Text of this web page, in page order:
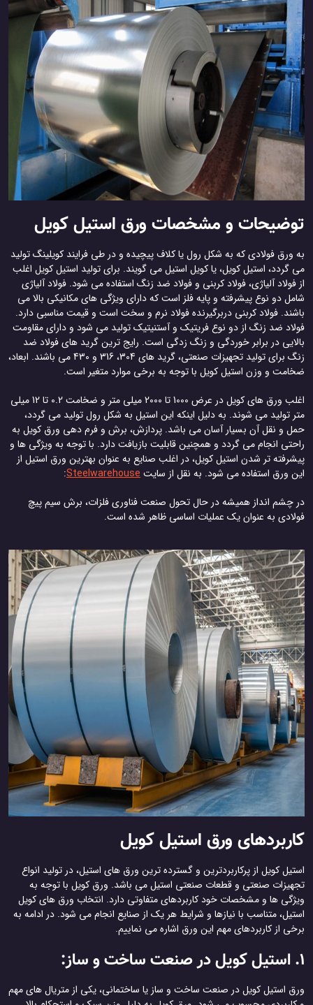
توضیحات و مشخصات ورق استیل کویل
به ورق فولادی که به شکل رول یا کلاف پیچیده و در طی فرایند کویلینگ تولید
می گردد، استیل کویل، یا کویل استیل می گویند. برای تولید استیل کویل اغلب
از فولاد آلیاژی، فولاد کربنی و فولاد ضد زنگ استفاده می شود. فولاد آلیاژی
شامل دو نوع پیشرفته و پایه فلز است که دارای ویژگی های مکانیکی بالا می
باشند. فولاد کربنی دربرگیرنده فولاد نرم و سخت است و قیمت مناسبی دارد.
فولاد ضد زنگ از دو نوع فریتیک و آستنیتیک تولید می شود و دارای مقاومت
بالایی در برابر خوردگی و زنگ زدگی است. رایج ترین گرید های فولاد ضد
زنگ برای تولید تجهیزات صنعتی، گرید های 304، 316 و 430 می باشند. ابعاد،
ضخامت و وزن استیل کویل با توجه به برخی موارد متغیر است.
اغلب ورق های کویل در عرض 1000 تا 2000 میلی متر و ضخامت 0.2 تا 12 میلی
متر تولید می شوند. به دلیل اینکه این استیل به شکل رول تولید می گردد،
حمل و نقل آن بسیار آسان می باشد. پردازش، برش و فرم دهی ورق کویل به
راحتی انجام می گردد و همچنین قابلیت بازیافت دارد. با توجه به ویژگی ها و
پیشرفته تر شدن استیل کویل، در اغلب صنایع به عنوان بهترین ورق استیل از
این ورق استفاده می شود. به نقل از سایتSteelwarehouse
:
در چشم انداز همیشه در حال تحول صنعت فناوری فلزات، برش سیم پیچ
فولادی به عنوان یک عملیات اساسی ظاهر شده است.
کاربردهای ورق استیل کویل
استیل کویل از پرکاربردترین و گسترده ترین ورق های استیل، در تولید انواع
تجهیزات صنعتی و قطعات صنعتی استیل می باشد. ورق کویل با توجه به
ویژگی ها و مشخصات خود کاربردهای متفاوتی دارد. انتخاب ورق های کویل
استیل، متناسب با نیازها و شرایط هر یک از صنایع انجام می شود. در ادامه به
برخی از کاربردهای مهم این ورق اشاره می نماییم.
1. استیل کویل در صنعت ساخت و ساز:
ورق استیل کویل در صنعت ساخت و ساز یا ساختمانی، یکی از متریال های مهم